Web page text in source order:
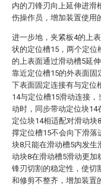
内的刀锋刃向上延伸进滑
伤操作员，增加装置使用
进一步地，夹紧板4的上
状的定位槽15，两个定位
的上表面通过滑动槽5延
靠近定位槽15的外表面固
下表面固定连接有与定位
14与定位槽15滑动连接
动时，同步带动定位块14
定位块14相适配对滑动块
撑定位槽15不会向下滑落
块8只能在滑动槽5内发生
动块8在滑动槽5滑动更加
锋刃切割的稳定性，使切
和修剪不整齐，增加装置